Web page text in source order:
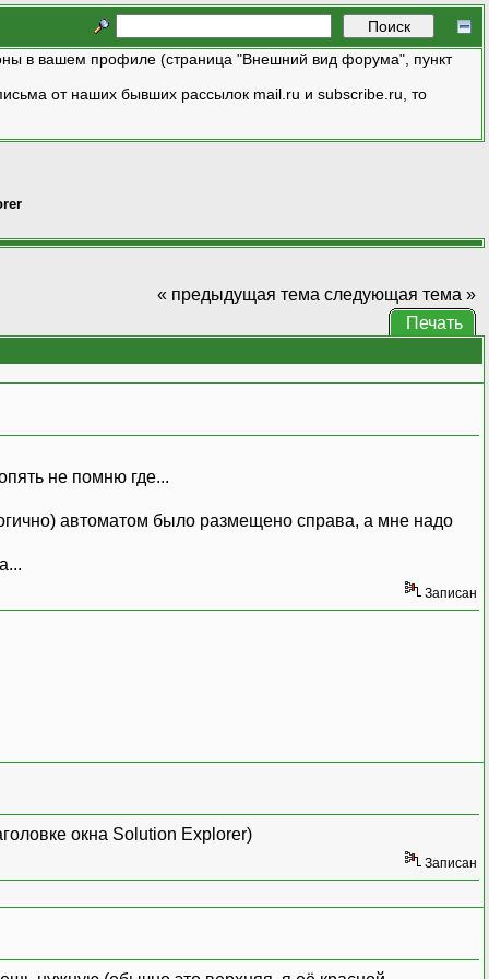
в вашем профиле (страница "Внешний вид форума", пункт
от наших бывших рассылок mail.ru и subscribe.ru, то
« предыдущая тема следующая тема »
Печать
не помню где...
автоматом было размещено справа, а мне надо
Записан
окна Solution Explorer)
Записан